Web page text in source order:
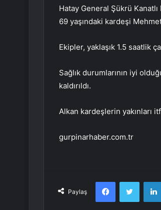
Hatay General Şükrü
69 yaşındaki kardeşi Mehmet
Ekipler, yaklaşık 1.5 saatlik
Sağlık durumlarının iyi
kaldırıldı.
Alkan kardeşlerin yakınları
gurpinarhaber.com.tr
Paylaş
FacebookTwitter